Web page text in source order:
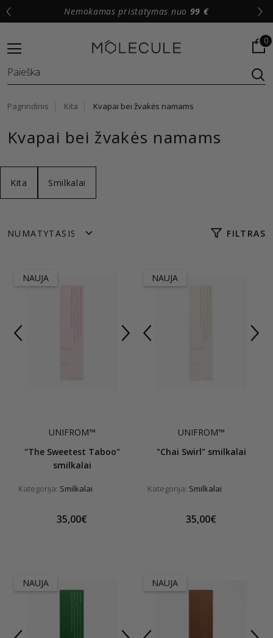
Nemokamas pristatymas nuo 99 €
0
Pagrindinis Kita Kvapai bei žvakės namams
Kvapai bei žvakės namams
Kita Smilkalai
FILTRAS
NAUJA
UNIFROM™
"The Sweetest Taboo"
smilkalai
Kategorija: Smilkalai
35,00€
NAUJA
UNIFROM™
"Chai Swirl" smilkalai
Kategorija: Smilkalai
35,00€
NAUJA NAUJA